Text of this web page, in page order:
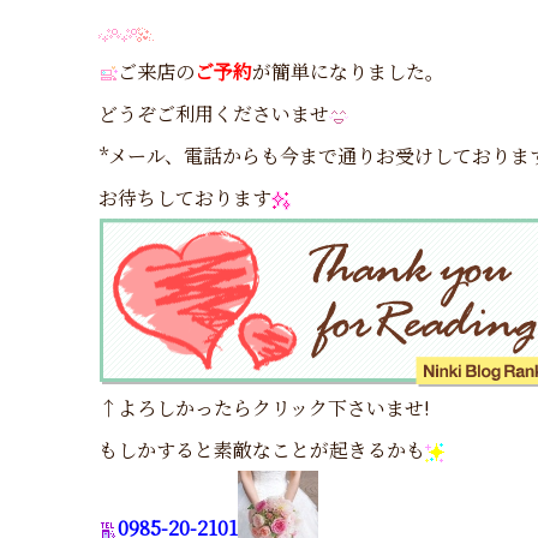
ご来店のご予約が簡単になりました。
どうぞご利用くださいませ
*メール、電話からも今まで通りお受けしておりま
お待ちしております
↑よろしかったらクリック下さいませ!
もしかすると素敵なことが起きるかも
0985-20-2101